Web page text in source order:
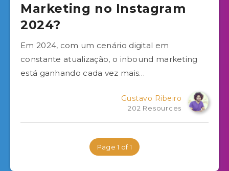
Marketing no Instagram
2024?
Em 2024, com um cenário digital em
constante atualização, o inbound marketing
está ganhando cada vez mais…
Gustavo Ribeiro
202 Resources
Page 1 of 1